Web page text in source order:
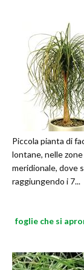
Piccola pianta di
lontane, nelle
meridionale, dove
raggiungendo i 7...
foglie che si